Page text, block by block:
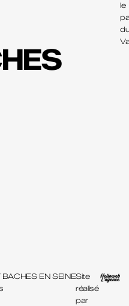
le
EN SEINESite
réalisé
par